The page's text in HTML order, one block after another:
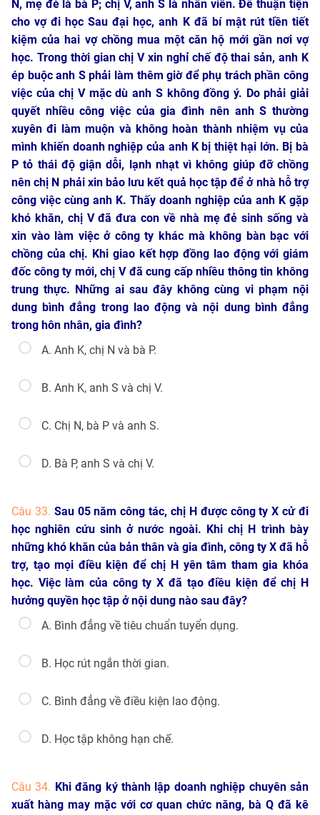
N, mẹ đẻ là bà P; chị V, anh S là nhân viên. Để thuận tiện
cho vợ đi học Sau đại học, anh K đã bí mật rút tiền tiết
kiệm của hai vợ chồng mua một căn hộ mới gần nơi vợ
học. Trong thời gian chị V xin nghỉ chế độ thai sản, anh K
ép buộc anh S phải làm thêm giờ để phụ trách phần công
việc của chị V mặc dù anh S không đồng ý. Do phải giải
quyết nhiều công việc của gia đình nên anh S thường
xuyên đi làm muộn và không hoàn thành nhiệm vụ của
mình khiến doanh nghiệp của anh K bị thiệt hại lớn. Bị bà
P tỏ thái độ giận dỗi, lạnh nhạt vì không giúp đỡ chồng
nên chị N phải xin bảo lưu kết quả học tập để ở nhà hỗ trợ
công việc cùng anh K. Thấy doanh nghiệp của anh K gặp
khó khăn, chị V đã đưa con về nhà mẹ đẻ sinh sống và
xin vào làm việc ở công ty khác mà không bàn bạc với
chồng của chị. Khi giao kết hợp đồng lao động với giám
đốc công ty mới, chị V đã cung cấp nhiều thông tin không
trung thực. Những ai sau đây không cùng vi phạm nội
dung bình đẳng trong lao động và nội dung bình đẳng
trong hôn nhân, gia đình?
A. Anh K, chị N và bà P.
B. Anh K, anh S và chị V.
C. Chị N, bà P và anh S.
D. Bà P, anh S và chị V.
Câu 33. Sau 05 năm công tác, chị H được công ty X cử đi
học nghiên cứu sinh ở nước ngoài. Khi chị H trình bày
những khó khăn của bản thân và gia đình, công ty X đã hỗ
trợ, tạo mọi điều kiện để chị H yên tâm tham gia khóa
học. Việc làm của công ty X đã tạo điều kiện để chị H
hưởng quyền học tập ở nội dung nào sau đây?
A. Bình đẳng về tiêu chuẩn tuyển dụng.
B. Học rút ngắn thời gian.
C. Bình đẳng về điều kiện lao động.
D. Học tập không hạn chế.
Câu 34. Khi đăng ký thành lập doanh nghiệp chuyên sản
xuất hàng may mặc với cơ quan chức năng, bà Q đã kê